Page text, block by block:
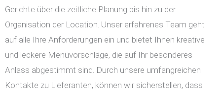
Gerichte über die zeitliche Planung bis hin zu der
Organisation der Location. Unser erfahrenes Team geht
auf alle Ihre Anforderungen ein und bietet Ihnen kreative
und leckere Menüvorschläge, die auf Ihr besonderes
Anlass abgestimmt sind. Durch unsere umfangreichen
Kontakte zu Lieferanten, können wir sicherstellen, dass